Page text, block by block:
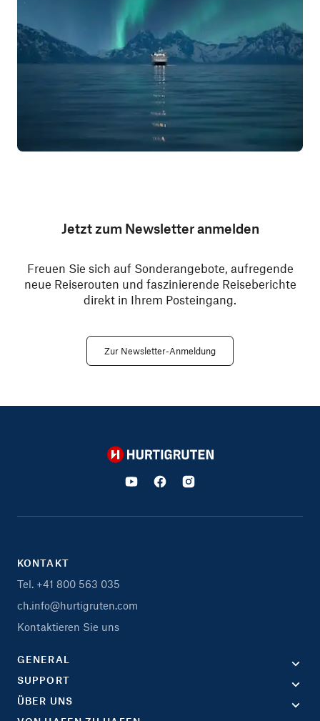
Jetzt zum Newsletter anmelden
Freuen Sie sich auf Sonderangebote, aufregende
neue Reiserouten und faszinierende Reiseberichte
direkt in Ihrem Posteingang.
Zur Newsletter-Anmeldung
Hurtigruten
KONTAKT
Tel. +41 800 563 035
ch.info@hurtigruten.com
Kontaktieren Sie uns
GENERAL
SUPPORT
ÜBER UNS